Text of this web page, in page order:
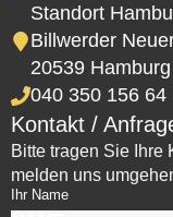
Standort
Billwerder
20539 Hamburg
040 350 156 64
Kontakt /
Bitte tragen Sie Ihre
melden uns
Ihr Name